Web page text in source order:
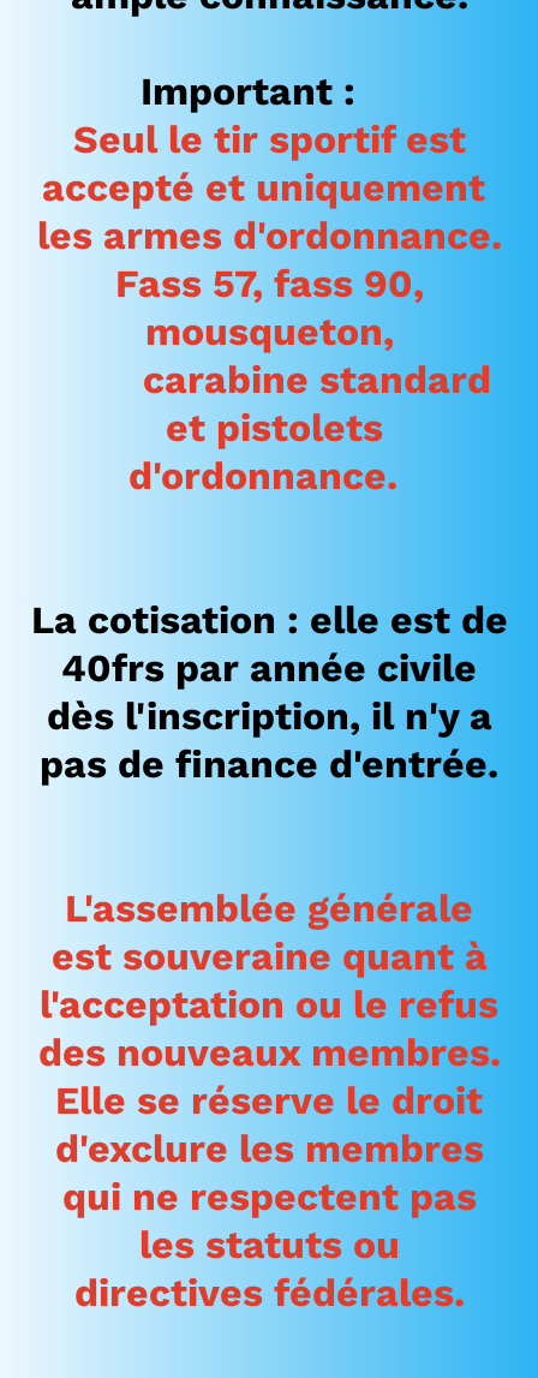
Important:
Seul le tir sportif est
accepté et uniquement
les armes d'ordonnance.
Fass 57, fass 90,
mousqueton,
carabine standard
et pistolets
d'ordonnance.
La cotisation : elle est de
40frs par année civile
dès l'inscription, il n'y a
pas de finance d'entrée.
L'assemblée générale
est souveraine quant à
l'acceptation ou le refus
des nouveaux membres.
Elle se réserve le droit
d'exclure les membres
qui ne respectent pas
les statuts ou
directives fédérales.